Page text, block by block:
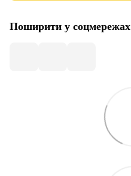
Поширити у соцмережах